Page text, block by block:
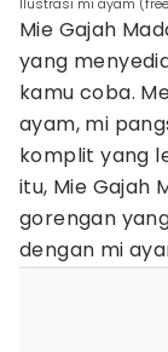
Mie Gajah
yang
kamu coba.
ayam, mi
komplit yang
itu, Mie Gajah
gorengan
dengan mi